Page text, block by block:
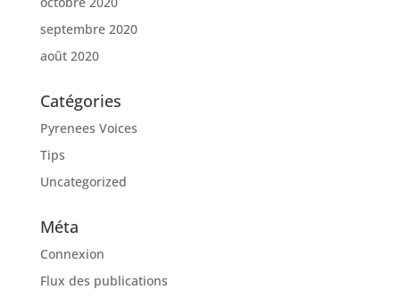
septembre 2020
août 2020
Catégories
Pyrenees Voices
Tips
Uncategorized
Méta
Connexion
Flux des publications